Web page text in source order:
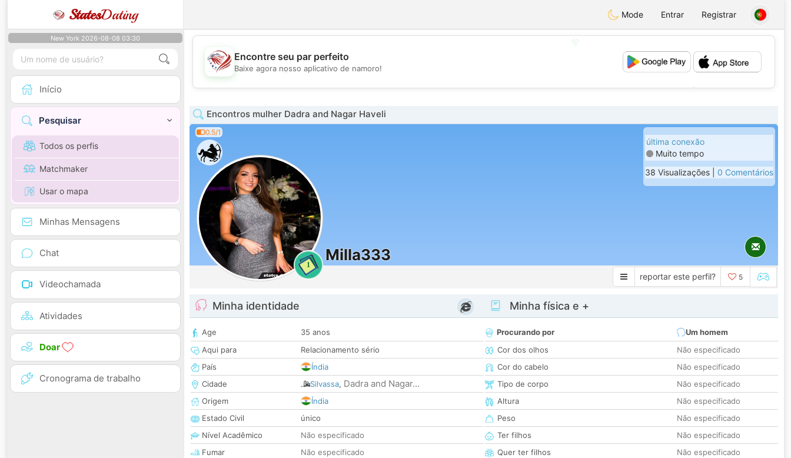
StatesDating Mode Entrar Registrar
New York 2026-08-08 03:30
Início
Pesquisar
Todos os perfis
Matchmaker
Usar o mapa
Minhas Mensagens
Chat
Videochamada
Atividades
Doar
Cronograma de trabalho
💖
💕
Encontre seu par perfeito
Baixe agora nosso aplicativo de namoro!
Encontros mulher Dadra and Nagar Haveli
0.5/1
1
Milla333
última conexão
Muito tempo
38 Visualizações | 0 Comentários
reportar este perfil? 5
Minha identidade
Age
35 anos
Aqui para
Relacionamento sério
País
Índia
Cidade
Silvassa, Dadra and Nagar...
Origem
Índia
Estado Civil
único
Nível Acadêmico
Não especificado
Fumar
Não especificado
Minha física e +
Procurando por
Um homem
Cor dos olhos
Não especificado
Cor do cabelo
Não especificado
Tipo de corpo
Não especificado
Altura
Não especificado
Peso
Não especificado
Ter filhos
Não especificado
Quer ter filhos
Não especificado